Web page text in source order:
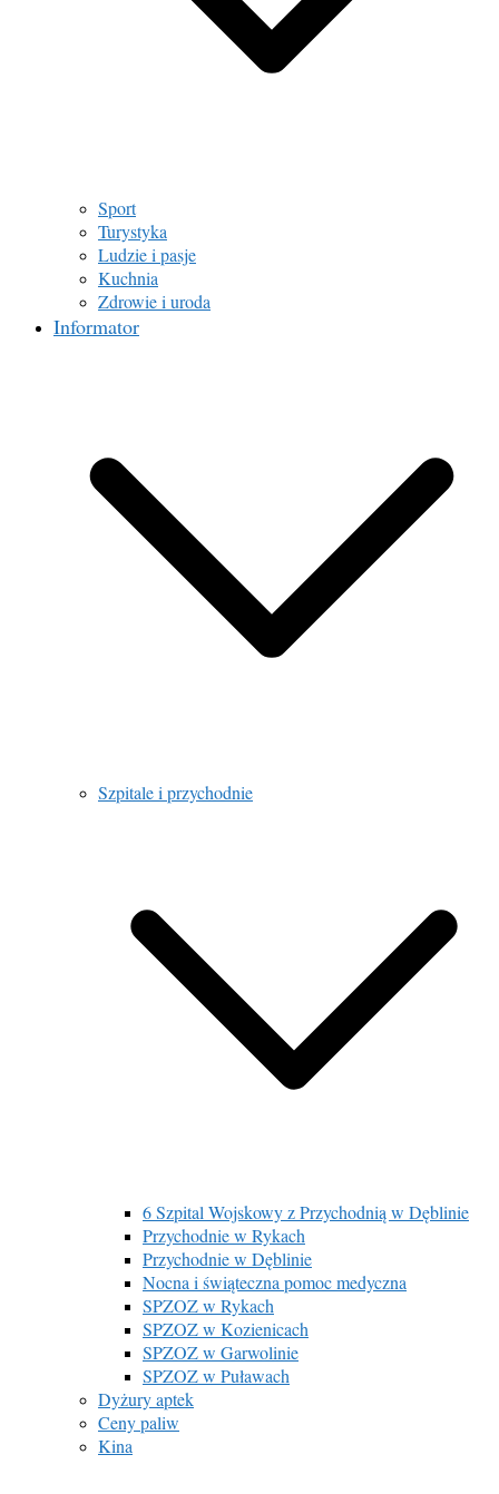
Sport
Turystyka
Ludzie i pasje
Kuchnia
Zdrowie i uroda
Informator
Szpitale i przychodnie
6 Szpital Wojskowy z Przychodnią w Dęblinie
Przychodnie w Rykach
Przychodnie w Dęblinie
Nocna i świąteczna pomoc medyczna
SPZOZ w Rykach
SPZOZ w Kozienicach
SPZOZ w Garwolinie
SPZOZ w Puławach
Dyżury aptek
Ceny paliw
Kina